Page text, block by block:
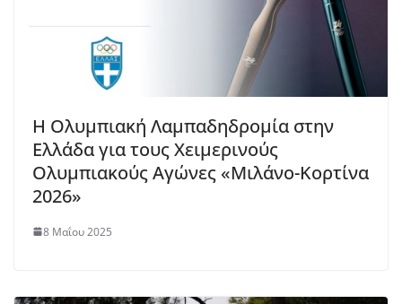
Η Oλυμπιακή Λαμπαδηδρομία στην
Ελλάδα για τους Χειμερινούς
Ολυμπιακούς Αγώνες «Μιλάνο-Κορτίνα
2026»
8 Μαΐου 2025